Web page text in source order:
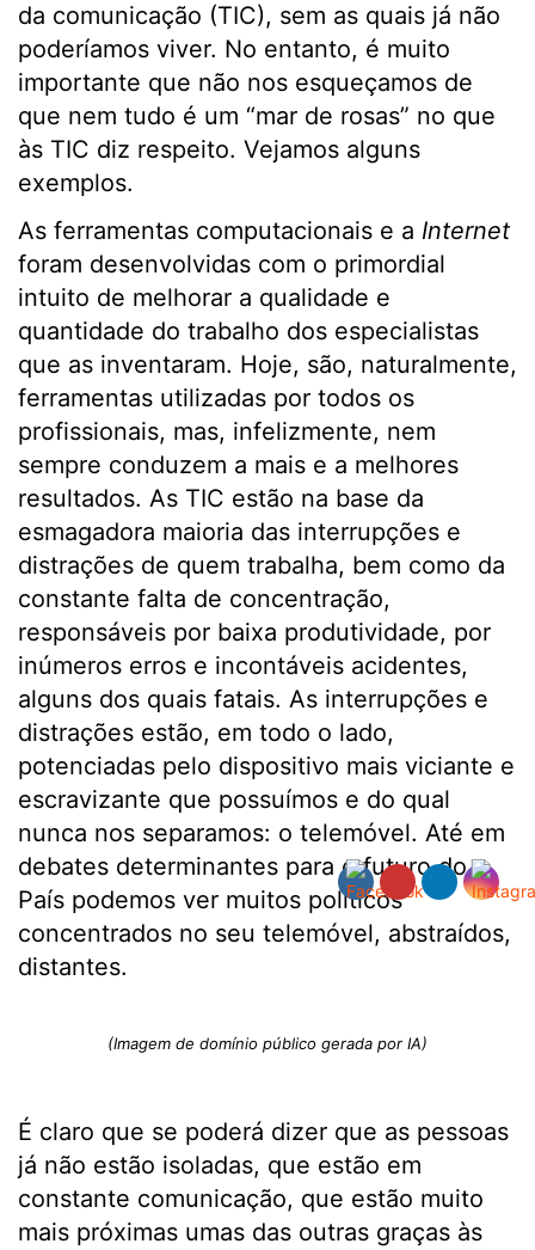
da comunicação (TIC), sem as quais já não
poderíamos viver. No entanto, é muito
importante que não nos esqueçamos de
que nem tudo é um “mar de rosas” no que
às TIC diz respeito. Vejamos alguns
exemplos.
As ferramentas computacionais e a Internet
foram desenvolvidas com o primordial
intuito de melhorar a qualidade e
quantidade do trabalho dos especialistas
que as inventaram. Hoje, são, naturalmente,
ferramentas utilizadas por todos os
profissionais, mas, infelizmente, nem
sempre conduzem a mais e a melhores
resultados. As TIC estão na base da
esmagadora maioria das interrupções e
distrações de quem trabalha, bem como da
constante falta de concentração,
responsáveis por baixa produtividade, por
inúmeros erros e incontáveis acidentes,
alguns dos quais fatais. As interrupções e
distrações estão, em todo o lado,
potenciadas pelo dispositivo mais viciante e
escravizante que possuímos e do qual
nunca nos separamos: o telemóvel. Até em
debates determinantes para o futuro do
País podemos ver muitos políticos
concentrados no seu telemóvel, abstraídos,
distantes.
(Imagem de domínio público gerada por IA)
É claro que se poderá dizer que as pessoas
já não estão isoladas, que estão em
constante comunicação, que estão muito
mais próximas umas das outras graças às